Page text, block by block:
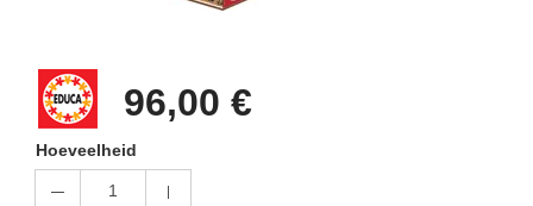
96,00 €
Hoeveelheid
1